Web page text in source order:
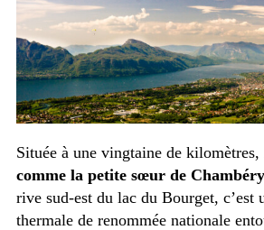
Située à une vingtaine de kilomètres,
comme la petite sœur de
rive sud-est du lac du Bourget, c’est
thermale de renommée nationale